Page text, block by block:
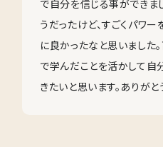
で自分を信じる事ができま
うだったけど、すごくパワー
に良かったなと思いました
で学んだことを活かして自
きたいと思います。ありがと